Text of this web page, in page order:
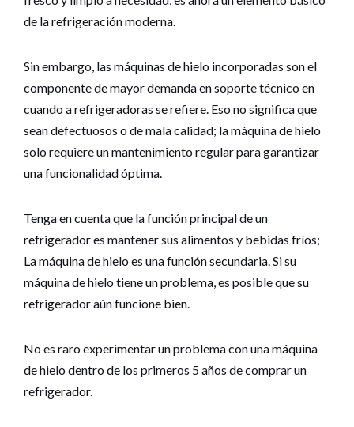
de la refrigeración moderna.
Sin embargo, las máquinas de hielo incorporadas son el
componente de mayor demanda en soporte técnico en
cuando a refrigeradoras se refiere. Eso no significa que
sean defectuosos o de mala calidad; la máquina de hielo
solo requiere un mantenimiento regular para garantizar
una funcionalidad óptima.
Tenga en cuenta que la función principal de un
refrigerador es mantener sus alimentos y bebidas fríos;
La máquina de hielo es una función secundaria. Si su
máquina de hielo tiene un problema, es posible que su
refrigerador aún funcione bien.
No es raro experimentar un problema con una máquina
de hielo dentro de los primeros 5 años de comprar un
refrigerador.